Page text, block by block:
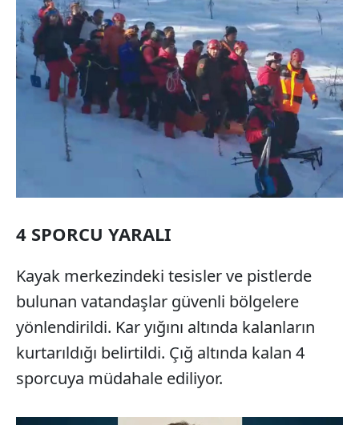
4 SPORCU YARALI
Kayak merkezindeki tesisler ve pistlerde
bulunan vatandaşlar güvenli bölgelere
yönlendirildi. Kar yığını altında kalanların
kurtarıldığı belirtildi. Çığ altında kalan 4
sporcuya müdahale ediliyor.